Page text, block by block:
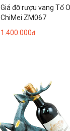
Giá đỡ rượu vang Tổ
ChiMei ZM067
1.400.000đ